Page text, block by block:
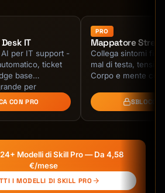
first (cache layer)
.
no-cache-dir -r
code
"main:app", "--host",
IT
per IT support -
ticket
base
per
CON PRO
PRO
Mappatore
Collega sintomi
mal di testa,
Corpo e mente
SBLOCCA
Modelli di Skill Pro — Da 4,58
€/mese
I MODELLI DI SKILL PRO